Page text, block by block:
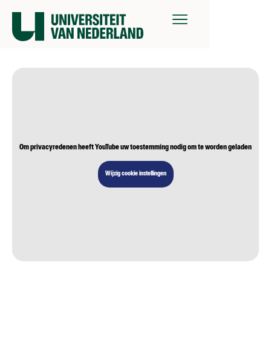
Om privacyredenen heeft YouTube uw toestemming nodig om te worden geladen
Wijzig cookie instellingen